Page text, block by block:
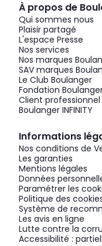
À propos de
Qui sommes nous
Plaisir partagé
L'espace Presse
Nos services
Nos marques
SAV marques
Le Club Boulanger
Fondation
Client professionnel
Boulanger INFINITY
Informations
Nos conditions de
Les garanties
Mentions légales
Données
Paramétrer les
Politique des
Système de
Les avis en ligne
Lutte contre la
Accessibilité :